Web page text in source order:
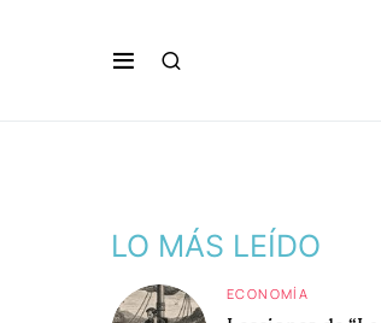
LO MÁS LEÍDO
ECONOMÍA